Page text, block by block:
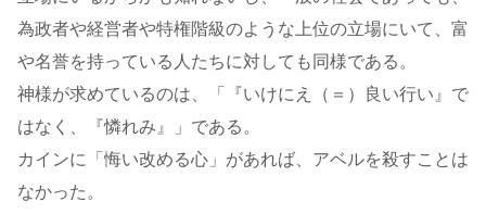
為政者や経営者や特権階級のような上位の立場にいて、富
や名誉を持っている人たちに対しても同様である。
神様が求めているのは、「『いけにえ（＝）良い行い』で
はなく、『憐れみ』」である。
カインに「悔い改める心」があれば、アベルを殺すことは
なかった。